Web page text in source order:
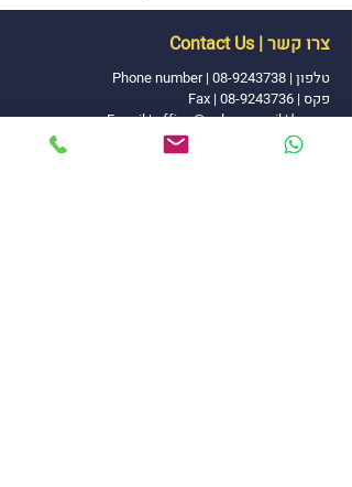
צרו קשר | Contact Us
טלפון | 08-9243738
|
Phone number
פקס | 08-9243736 | Fax
אימייל|
E-mail|office@pal-ram.co.il
כתובת | הגפן 11 מושב יגל | Address